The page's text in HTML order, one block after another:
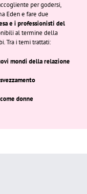
per godersi,
Eden e fare due
e i professionisti del
al termine della
Tra i temi trattati:
mondi della relazione
donne